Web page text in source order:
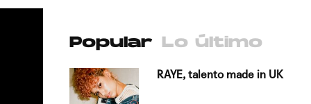
Popular Lo último
RAYE, talento made in UK